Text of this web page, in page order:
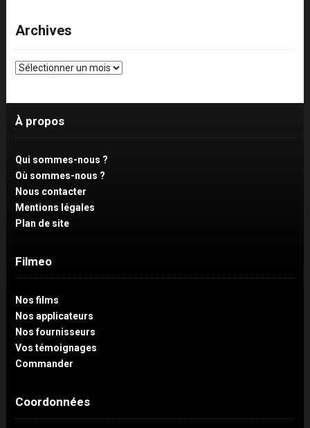
Archives
Archives
À propos
Qui sommes-nous ?
Où sommes-nous ?
Nous contacter
Mentions légales
Plan de site
Filmeo
Nos films
Nos applicateurs
Nos fournisseurs
Vos témoignages
Commander
Coordonnées